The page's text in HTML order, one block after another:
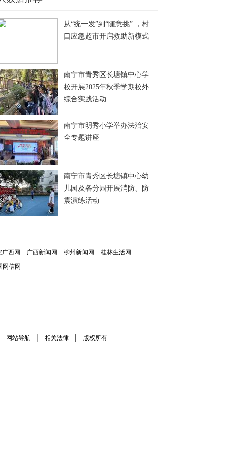
从“统一发”到“随意挑” ，村
口应急超市开启救助新模式
南宁市青秀区长塘镇中心学
校开展2025年秋季学期校外
综合实践活动
南宁市明秀小学举办法治安
全专题讲座
南宁市青秀区长塘镇中心幼
儿园及各分园开展消防、防
震演练活动
广西网 广西新闻网 柳州新闻网
桂林生活网
网信网
网站导航 | 相关法律 |
版权所有